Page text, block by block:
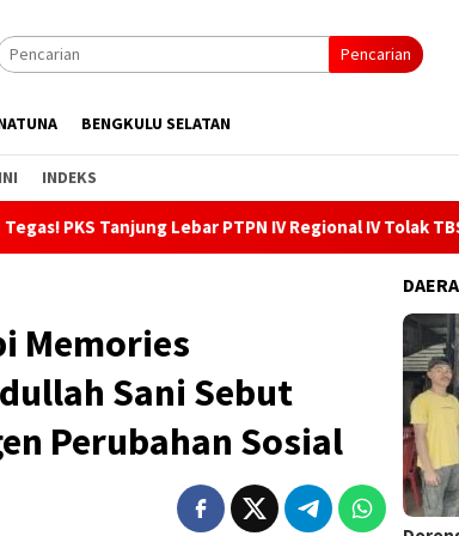
Pencarian
BENGKULU SELATAN
INDEKS
Lebar PTPN IV Regional IV Tolak TBS Ilegal,
Memories
Sani Sebut
Perubahan Sosial